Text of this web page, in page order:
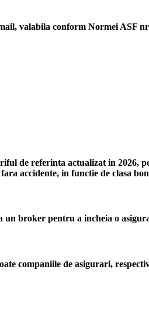
valabila conform Normei ASF
de referinta actualizat in 2026,
accidente, in functie de clasa
broker pentru a incheia o
companiile de asigurari,